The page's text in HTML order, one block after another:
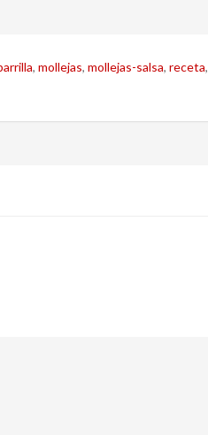
, mollejas, mollejas-salsa, receta,